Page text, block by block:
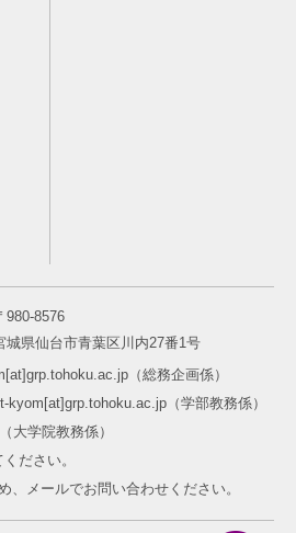
980-8576
城県仙台市青葉区川内27番1号
（総務企画係）
kyom[at]grp.tohoku.ac.jp（学部教務係）
大学院教務係）
ださい。
メールでお問い合わせください。